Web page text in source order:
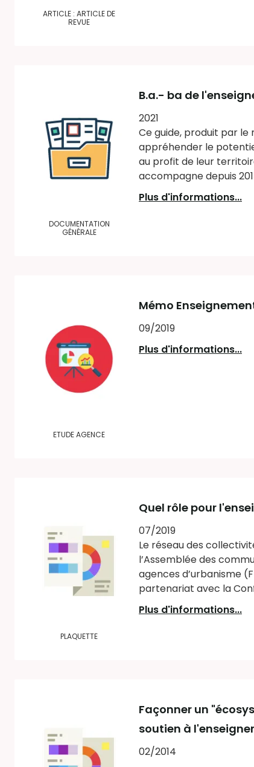
ARTICLE : ARTICLE DE
REVUE
DOCUMENTATION
GÉNÉRALE
B.a.- ba de
2021
Ce guide, produit par le
appréhender le
au profit de leur
accompagne depuis
Plus d'informations...
ETUDE AGENCE
Mémo
09/2019
Plus d'informations...
PLAQUETTE
Quel rôle pour
07/2019
Le réseau des
l’Assemblée des
agences d’urbanisme
partenariat avec la
Plus d'informations...
Façonner un
soutien à
02/2014